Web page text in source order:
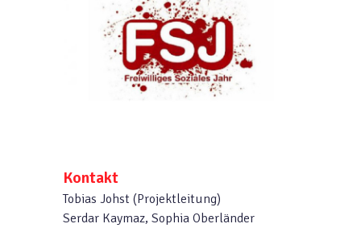
Kontakt
Tobias Johst (Projektleitung)
Serdar Kaymaz, Sophia Oberländer